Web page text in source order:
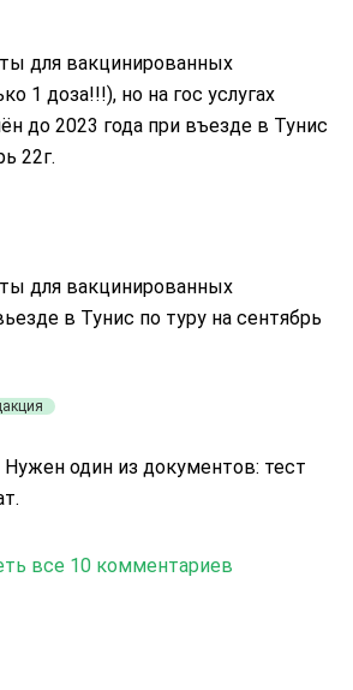
для вакцинированных
1 доза!!!), но на гос услугах
до 2023 года при въезде в Тунис
22г.
для вакцинированных
в Тунис по туру на сентябрь
один из документов: тест
все 10 комментариев